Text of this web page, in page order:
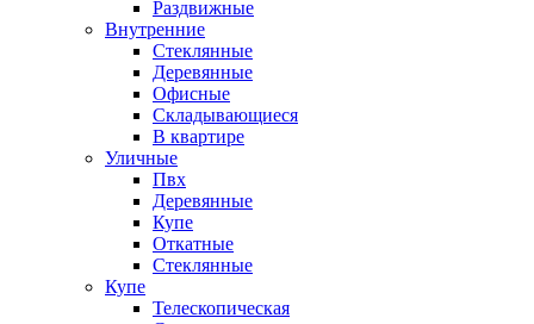
Раздвижные
Внутренние
Стеклянные
Деревянные
Офисные
Складывающиеся
В квартире
Уличные
Пвх
Деревянные
Купе
Откатные
Стеклянные
Купе
Телескопическая